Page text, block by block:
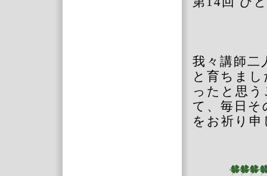
我々講師二
と育ちま
ったと思
て、毎日そ
をお祈り